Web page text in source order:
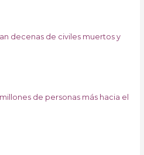
decenas de civiles muertos y
de personas más hacia el